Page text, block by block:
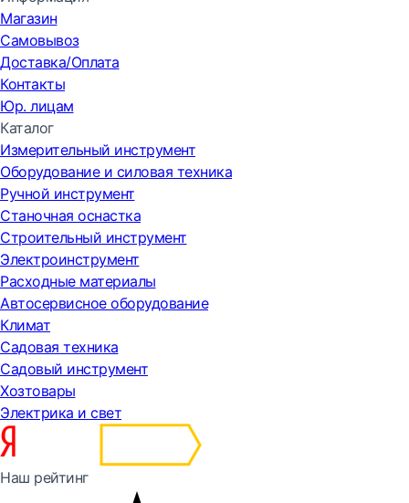
Магазин
Самовывоз
Доставка/Оплата
Контакты
Юр. лицам
Каталог
Измерительный инструмент
Оборудование и силовая техника
Ручной инструмент
Станочная оснастка
Строительный инструмент
Электроинструмент
Расходные материалы
Автосервисное оборудование
Климат
Садовая техника
Садовый инструмент
Хозтовары
Электрика и свет
Наш рейтинг